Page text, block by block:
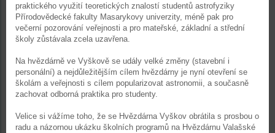
praktického využití teoretických znalostí studentů astrofyziky
Přírodovědecké fakulty Masarykovy univerzity, méně pak pro
večerní pozorování veřejnosti a pro mateřské, základní a střední
školy zůstávala zcela uzavřena.
Na hvězdárně ve Vyškově se udály velké změny (stavební i
personální) a nejdůležitějším cílem hvězdárny je nyní otevření se
školám a veřejnosti s cílem popularizovat astronomii, a současně
zachovat odborná praktika pro studenty.
Velice si vážíme toho, že se Hvězdárna Vyškov obrátila s prosbou o
radu a názornou ukázku školních programů na Hvězdárnu Valašské